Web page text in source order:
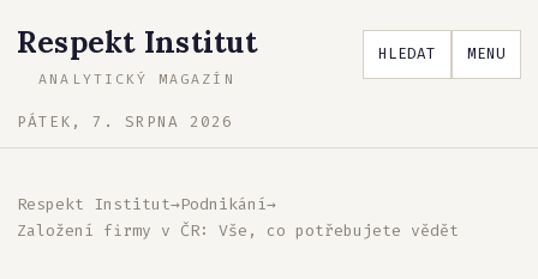
PÁTEK, 7. SRPNA 2026
Respekt Institut
ANALYTICKÝ MAGAZÍN
HLEDAT MENU
Respekt Institut→Podnikání→
Založení firmy v ČR: Vše, co potřebujete vědět